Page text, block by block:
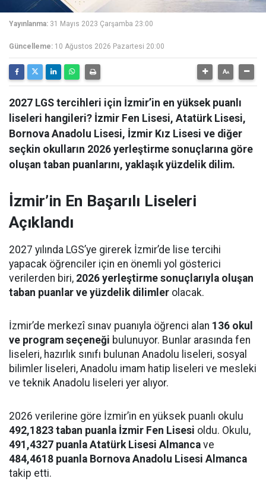
Yayınlanma: 31 Mayıs 2023 Çarşamba 23:00
Güncelleme: 10 Ağustos 2026 Pazartesi 20:00
2027 LGS tercihleri için İzmir’in en yüksek puanlı
liseleri hangileri? İzmir Fen Lisesi, Atatürk Lisesi,
Bornova Anadolu Lisesi, İzmir Kız Lisesi ve diğer
seçkin okulların 2026 yerleştirme sonuçlarına göre
oluşan taban puanlarını, yaklaşık yüzdelik dilim.
İzmir’in En Başarılı Liseleri
Açıklandı
2027 yılında LGS’ye girerek İzmir’de lise tercihi
yapacak öğrenciler için en önemli yol gösterici
verilerden biri, 2026 yerleştirme sonuçlarıyla oluşan
taban puanlar ve yüzdelik dilimler olacak.
İzmir’de merkezî sınav puanıyla öğrenci alan 136 okul
ve program seçeneği bulunuyor. Bunlar arasında fen
liseleri, hazırlık sınıfı bulunan Anadolu liseleri, sosyal
bilimler liseleri, Anadolu imam hatip liseleri ve mesleki
ve teknik Anadolu liseleri yer alıyor.
2026 verilerine göre İzmir’in en yüksek puanlı okulu
492,1823 taban puanla İzmir Fen Lisesi oldu. Okulu,
491,4327 puanla Atatürk Lisesi Almanca ve
484,4618 puanla Bornova Anadolu Lisesi Almanca
takip etti.